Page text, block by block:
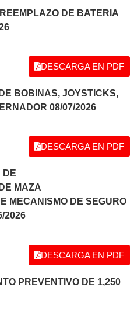
DE BATERIA
DESCARGA EN PDF
BOBINAS, JOYSTICKS,
08/07/2026
DESCARGA EN PDF
DE
MAZA
MECANISMO DE SEGURO
2026
DESCARGA EN PDF
PREVENTIVO DE 1,250